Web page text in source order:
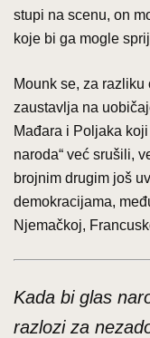
stupi na scenu, on
koje bi ga mogle
Mounk se, za
zaustavlja na
Mađara i Poljaka
naroda“ već srušili,
brojnim drugim još
demokracijama,
Njemačkoj,
Kada bi glas
razlozi za